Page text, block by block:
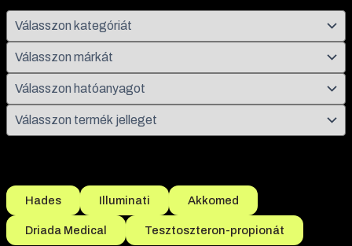
Hades Illuminati Akkomed
Driada Medical Tesztoszteron-propionát